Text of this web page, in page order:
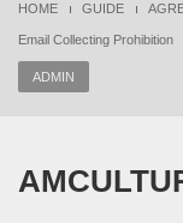
HOME GUIDE
Email Collecting Prohibition
ADMIN